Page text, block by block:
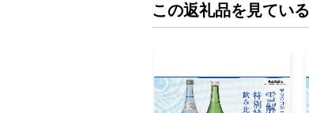
この返礼品を見てい